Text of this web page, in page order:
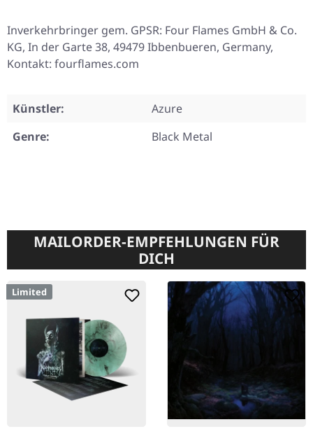
Inverkehrbringer gem. GPSR: Four Flames GmbH & Co.
KG, In der Garte 38, 49479 Ibbenbueren, Germany,
Kontakt: fourflames.com
Künstler:
Azure
Genre:
Black Metal
MAILORDER-EMPFEHLUNGEN FÜR
DICH
Limited